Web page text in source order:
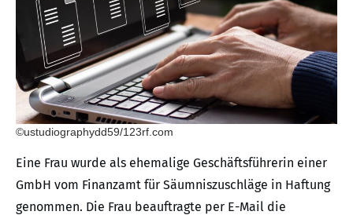
©ustudiographydd59/123rf.com
Eine Frau wurde als ehemalige Geschäftsführerin einer
GmbH vom Finanzamt für Säumniszuschläge in Haftung
genommen. Die Frau beauftragte per E-Mail die